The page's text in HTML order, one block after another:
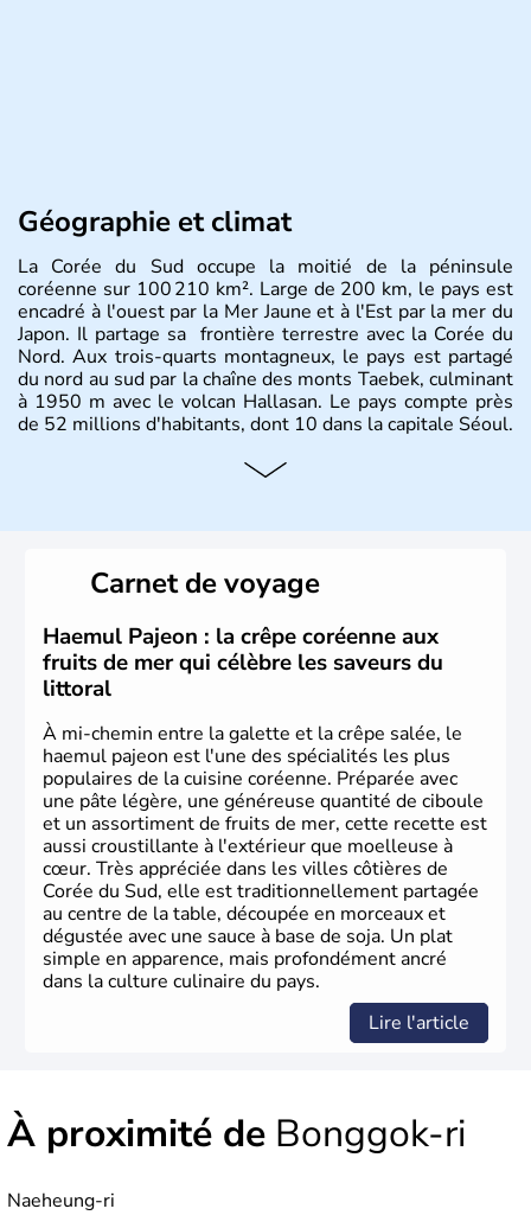
Géographie et climat
La Corée du Sud occupe la moitié de la péninsule
coréenne sur 100 210 km². Large de 200 km, le pays est
encadré à l'ouest par la Mer Jaune et à l'Est par la mer du
Japon. Il partage sa frontière terrestre avec la Corée du
Nord. Aux trois-quarts montagneux, le pays est partagé
du nord au sud par la chaîne des monts Taebek, culminant
à 1950 m avec le volcan Hallasan. Le pays compte près
de 52 millions d'habitants, dont 10 dans la capitale Séoul.
Histoire et administration
christianisme et le bouddhisme en sont les deux
principales religions. Ce pays partage sa culture avec la
Corée du Nord. Les Jeux Olympiques s’y sont déroulés en
1988, de même que la Coupe du Monde de football en
2002, en collaboration avec le Japon.
Carnet de voyage
Haemul Pajeon : la crêpe coréenne aux
fruits de mer qui célèbre les saveurs du
littoral
À mi-chemin entre la galette et la crêpe salée, le
haemul pajeon est l'une des spécialités les plus
populaires de la cuisine coréenne. Préparée avec
une pâte légère, une généreuse quantité de ciboule
et un assortiment de fruits de mer, cette recette est
aussi croustillante à l'extérieur que moelleuse à
cœur. Très appréciée dans les villes côtières de
Corée du Sud, elle est traditionnellement partagée
au centre de la table, découpée en morceaux et
dégustée avec une sauce à base de soja. Un plat
simple en apparence, mais profondément ancré
dans la culture culinaire du pays.
Lire l'article
À proximité de Bonggok-ri
Naeheung-ri